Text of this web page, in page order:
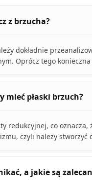
z brzucha?
dokładnie
Oprócz tego
mieć płaski brzuch?
redukcyjnej, co
czyli należy stworzyć
a jakie są